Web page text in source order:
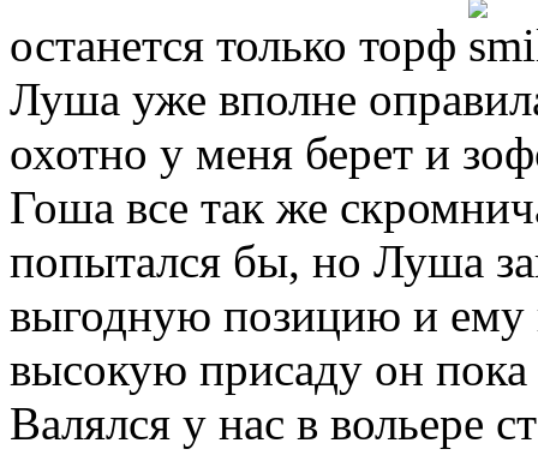
останется только торф
Луша уже вполне
охотно у меня берет и
Гоша все так же
попытался бы, но Луша
выгодную позицию и ему
высокую присаду он пока
Валялся у нас в вольере